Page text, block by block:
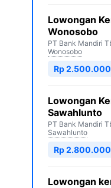
Lowongan
Wonosobo
PT Bank Mandiri
Wonosobo
Rp 2.500.000
Lowongan
Sawahlunto
PT Bank Mandiri
Sawahlunto
Rp 2.800.000
Lowongan